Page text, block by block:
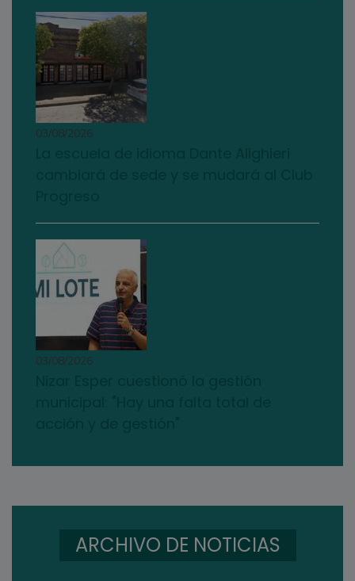
03/08/2026
03/08/2026
ARCHIVO DE NOTICIAS